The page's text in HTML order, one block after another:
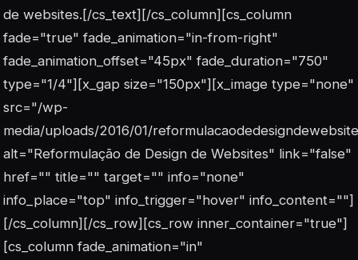
de websites.[/cs_text][/cs_column][cs_column
fade="true" fade_animation="in-from-right"
fade_animation_offset="45px" fade_duration="750"
type="1/4"][x_gap size="150px"][x_image type="none"
src="/wp-
media/uploads/2016/01/
alt="Reformulação de Design de Websites" link="false"
href="" title="" target="" info="none"
info_place="top" info_trigger="hover" info_content=""]
[/cs_column][/cs_row][cs_row inner_container="true"]
[cs_column fade_animation="in"